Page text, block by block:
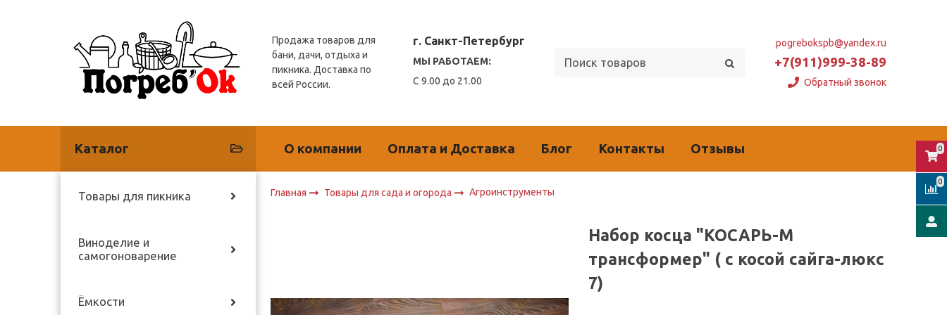
Продажа товаров для
бани, дачи, отдыха и
пикника. Доставка по
всей России.
г. Санкт-Петербург
МЫ РАБОТАЕМ:
С 9.00 до 21.00
pogrebokspb@yandex.ru
+7(911)999-38-89
Обратный звонок
Каталог О компании Оплата и Доставка Блог Контакты Отзывы
Товары для пикника
Виноделие и
самогоноварение
Ёмкости
Главная Товары для сада и огорода Агроинструменты
Набор косца "КОСАРЬ-М
трансформер" ( с косой сайга-люкс
7)
0
0